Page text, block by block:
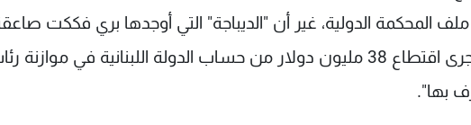
ملف المحكمة الدولية، غير أن "الديباجة" التي أوجدها بري فككت
المناسب"، مشيرا إلى أنه "جرى اقتطاع 38 مليون دولار من حساب الدولة اللبنانية في
بها".